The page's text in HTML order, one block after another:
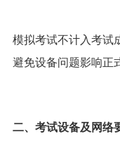
模拟考试不计入考试
避免设备问题影响正
二、考试设备及网络